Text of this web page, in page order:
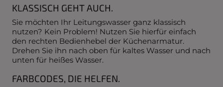
KLASSISCH GEHT AUCH.
Sie möchten Ihr Leitungswasser ganz klassisch
nutzen? Kein Problem! Nutzen Sie hierfür einfach
den rechten Bedienhebel der Küchenarmatur.
Drehen Sie ihn nach oben für kaltes Wasser und nach
unten für heißes Wasser.
FARBCODES, DIE HELFEN.